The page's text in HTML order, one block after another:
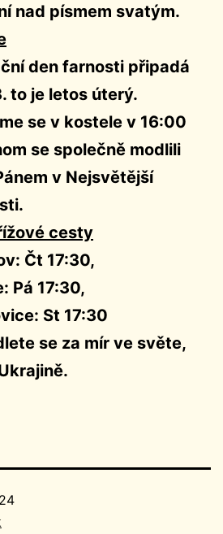
nad písmem svatým.
den farnosti připadá
to je letos úterý.
se v kostele v 16:00
se společně modlili
v Nejsvětější
cesty
Čt 17:30,
Pá 17:30,
St 17:30
se za mír ve světe,